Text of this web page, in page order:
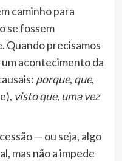
caminho para
se fossem
Quando precisamos
acontecimento da
porque, que,
visto que, uma vez
— ou seja, algo
mas não a impede